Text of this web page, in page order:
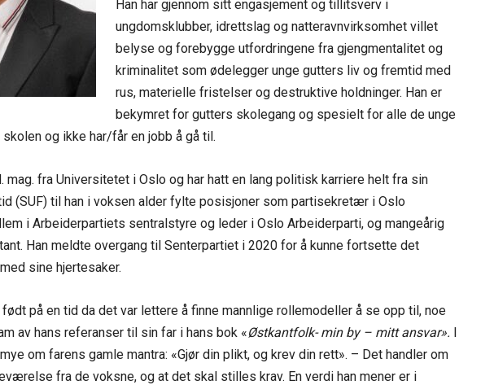
Han har gjennom sitt engasjement og tillitsverv i
ungdomsklubber, idrettslag og natteravnvirksomhet villet
belyse og forebygge utfordringene fra gjengmentalitet og
kriminalitet som ødelegger unge gutters liv og fremtid med
rus, materielle fristelser og destruktive holdninger. Han er
bekymret for gutters skolegang og spesielt for alle de unge
og ikke har/får en jobb å gå til.
mag. fra Universitetet i Oslo og har hatt en lang politisk karriere helt fra sin
(SUF) til han i voksen alder fylte posisjoner som partisekretær i Oslo
i Arbeiderpartiets sentralstyre og leder i Oslo Arbeiderparti, og mangeårig
Han meldte overgang til Senterpartiet i 2020 for å kunne fortsette det
sine hjertesaker.
på en tid da det var lettere å finne mannlige rollemodeller å se opp til, noe
av hans referanser til sin far i hans bok «Østkantfolk- min by – mitt ansvar». I
om farens gamle mantra: «Gjør din plikt, og krev din rett». – Det handler om
fra de voksne, og at det skal stilles krav. En verdi han mener er i